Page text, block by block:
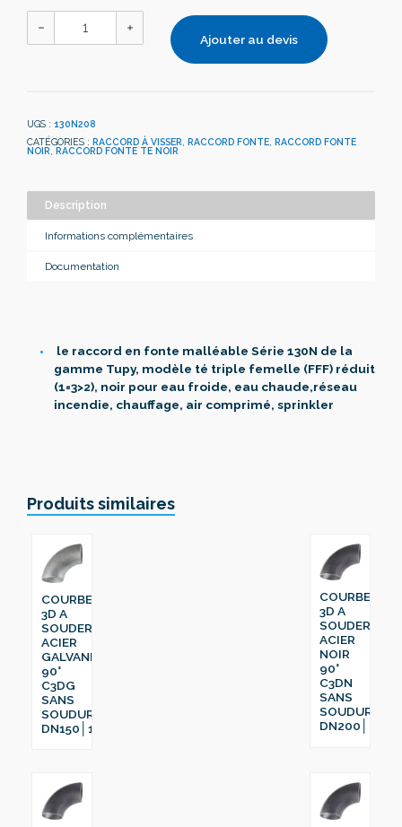
Ajouter au devis
UGS : 130N208
CATÉGORIES : RACCORD À VISSER RACCORD FONTE RACCORD FONTE
NOIR RACCORD FONTE TE NOIR
Description
Informations complémentaires
Documentation
le raccord en fonte malléable Série 130N de la
gamme Tupy, modèle té triple femelle (FFF) réduit
(1=3>2), noir pour eau froide, eau chaude,réseau
incendie, chauffage, air comprimé, sprinkler
Produits similaires
COURBE
3D A
SOUDER
ACIER
GALVANISÉ
90°
C3DG
SANS
SOUDURE
DN150│168.6
COURBE
3D A
SOUDER
ACIER
NOIR
90°
C3DN
SANS
SOUDURE
DN200│219.1